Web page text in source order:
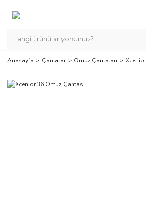
Anasayfa Çantalar Omuz Çantaları